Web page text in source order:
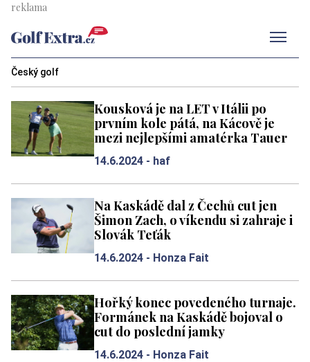
Český golf
Kousková je na LET v Itálii po
prvním kole pátá, na Kácově je
mezi nejlepšími amatérka Tauer
14.6.2024 - haf
Na Kaskádě dal z Čechů cut jen
Šimon Zach, o víkendu si zahraje i
Slovák Teťák
14.6.2024 - Honza Fait
Hořký konec povedeného turnaje.
Formánek na Kaskádě bojoval o
cut do poslední jamky
14.6.2024 - Honza Fait